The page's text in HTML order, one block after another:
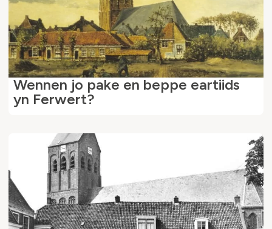
Wennen jo pake en beppe eartiids
yn Ferwert?